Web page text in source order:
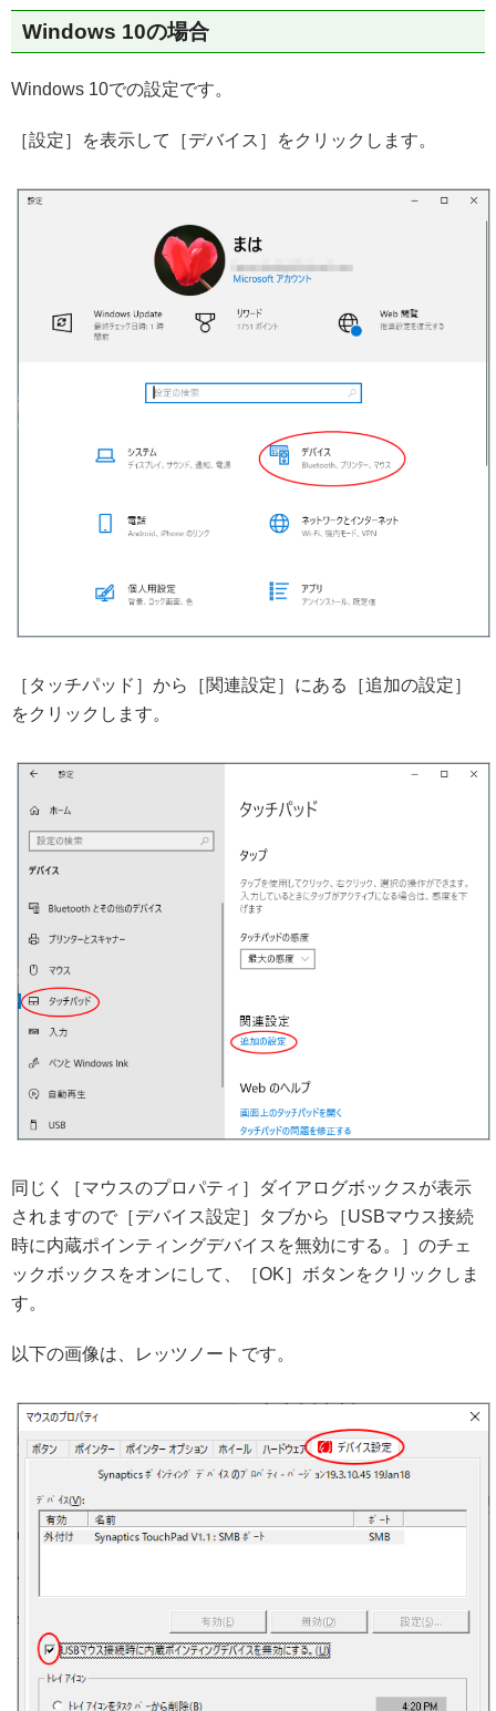
Windows 10の場合
Windows 10での設定です。
［設定］を表示して［デバイス］をクリックします。
［タッチパッド］から［関連設定］にある［追加の設定］
をクリックします。
同じく［マウスのプロパティ］ダイアログボックスが表示
されますので［デバイス設定］タブから［USBマウス接続
時に内蔵ポインティングデバイスを無効にする。］のチェ
ックボックスをオンにして、［OK］ボタンをクリックしま
す。
以下の画像は、レッツノートです。